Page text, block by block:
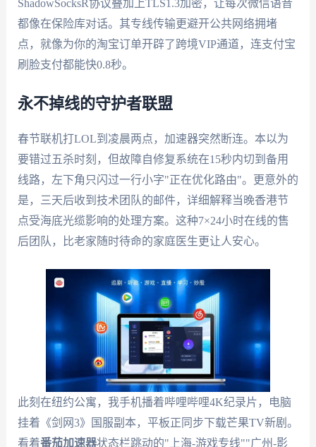
ShadowSocksR协议叠加上TLS1.3加密，让每次微信语音
都像在保险库对话。其专线传输更避开公共网络拥堵
点，就像为你的淘宝订单开辟了跨境VIP通道，连支付宝
刷脸支付都能快0.8秒。
永不掉线的守护者联盟
春节联机打LOL到凌晨两点，加速器突然断连。本以为
要错过五杀时刻，但故障自修复系统在15秒内切到备用
线路，左下角只闪过一行小字"正在优化路由"。更意外的
是，三天后收到技术团队的邮件，详细解释当晚香港节
点受海底光缆影响的处理方案。这种7×24小时在线的售
后团队，比老家随时待命的家庭医生更让人安心。
此刻在纽约公寓，我手机播着哔哩哔哩4K纪录片，电脑
挂着《剑网3》国服副本，平板正同步下载芒果TV新剧。
看着番茄加速器状态栏跳动的"上海-游戏专线""广州-影